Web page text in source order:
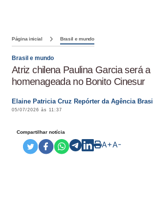
Página inicial Brasil e mundo
Brasil e mundo
Atriz chilena Paulina Garcia será a
homenageada no Bonito Cinesur
Elaine Patricia Cruz Repórter da Agência Brasil
05/07/2026 às 11:37
Compartilhar notícia
A+A-